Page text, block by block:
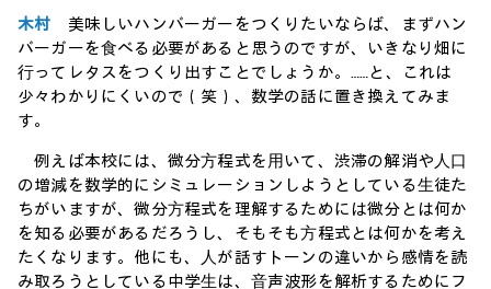
木村 美味しいハンバーガーをつくりたいならば、まずハン
バーガーを⾷べる必要があると思うのですが、いきなり畑に
⾏ってレタスをつくり出すことでしょうか。……と、これは
少々わかりにくいので（笑）、数学の話に置き換えてみま
す。
例えば本校には、微分⽅程式を⽤いて、渋滞の解消や⼈⼝
の増減を数学的にシミュレーションしようとしている⽣徒た
ちがいますが、微分⽅程式を理解するためには微分とは何か
を知る必要があるだろうし、そもそも⽅程式とは何かを考え
たくなります。他にも、⼈が話すトーンの違いから感情を読
み取ろうとしている中学⽣は、⾳声波形を解析するためにフ